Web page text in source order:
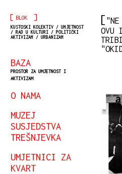
[ BLOK ]
KUSTOSKI KOLEKTIV / UMJETNOST
/ RAD U KULTURI / POLITIČKI
AKTIVIZAM / URBANIZAM
BAZA
PROSTOR ZA UMJETNOST I
AKTIVIZAM
O NAMA
MUZEJ
SUSJEDSTVA
TREŠNJEVKA
UMJETNICI ZA
KVART
OVU